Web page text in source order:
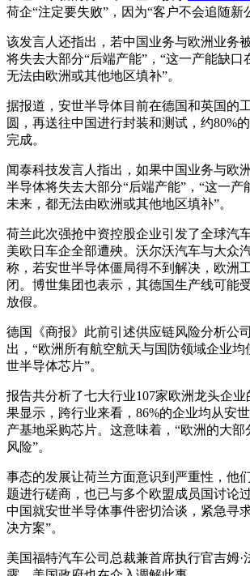
荷企“注定要失败”，因为“客户不会追随新
该发言人还指出，若中国业务与欧洲业务
将失去大部分“后端产能”，“这一产能缺口
无法由欧洲或其他地区填补”。
据报道，安世半导体目前在德国和英国的
圆，再送往中国进行封装和测试，约80%
完成。
闻泰科技发言人指出，如果中国业务与欧
半导体将失去大部分“后端产能”，“这一产
未来，都无法由欧洲或其他地区填补”。
荷兰此次强抢中资控股企业引发了全球汽
美欧日车企全部遭殃。沃尔沃汽车与大众
称，若安世半导体僵局得不到解决，欧洲
闭。博世集团也表示，其德国生产线可能
放假。
德国《商报》此前引述供应链风险分析公
出，“欧洲所有航空航天与国防领域企业
世半导体芯片”。
报告共分析了七大行业107家欧洲龙头企
果显示，跨行业来看，86%的企业均从安
产基地采购芯片。这意味着，“欧洲的大部
风险”。
事态的发展让荷兰方面意识到严重性，他
题进行磋商，也已与多个欧盟成员国讨论
中国就安世半导体事件密切洽谈，紧急寻
决方案”。
美国福特汽车公司总裁兼首席执行官吉姆·